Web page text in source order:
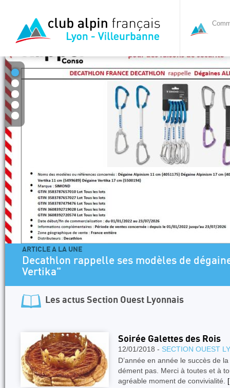
ARTICLE A LA UNE
Decathlon rappelle ses modèles de
Vertika"
Les actus Section Ouest Lyonnais
Soirée Galettes des Rois
12/01/2018 - SECTION OUEST
D’année en année le succès de
dément pas. Merci à toutes et à
agréable moment de convivialité.